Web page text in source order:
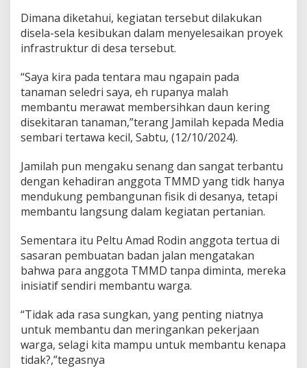
Dimana diketahui, kegiatan tersebut dilakukan
disela-sela kesibukan dalam menyelesaikan proyek
infrastruktur di desa tersebut.
“Saya kira pada tentara mau ngapain pada
tanaman seledri saya, eh rupanya malah
membantu merawat membersihkan daun kering
disekitaran tanaman,”terang Jamilah kepada Media
sembari tertawa kecil, Sabtu, (12/10/2024).
Jamilah pun mengaku senang dan sangat terbantu
dengan kehadiran anggota TMMD yang tidk hanya
mendukung pembangunan fisik di desanya, tetapi
membantu langsung dalam kegiatan pertanian.
Sementara itu Peltu Amad Rodin anggota tertua di
sasaran pembuatan badan jalan mengatakan
bahwa para anggota TMMD tanpa diminta, mereka
inisiatif sendiri membantu warga.
“Tidak ada rasa sungkan, yang penting niatnya
untuk membantu dan meringankan pekerjaan
warga, selagi kita mampu untuk membantu kenapa
tidak?,”tegasnya